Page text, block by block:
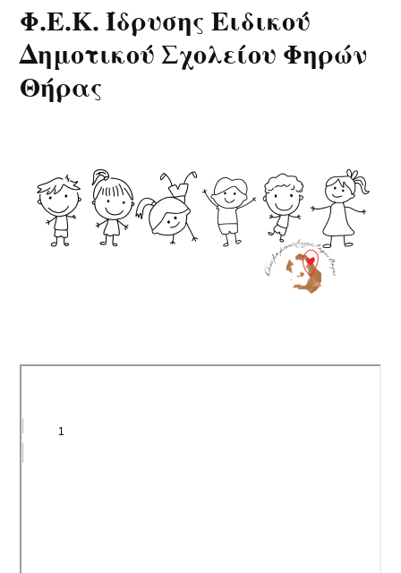
Φ.Ε.Κ. Ίδρυσης Ειδικού
Δημοτικού Σχολείου Φηρών
Θήρας